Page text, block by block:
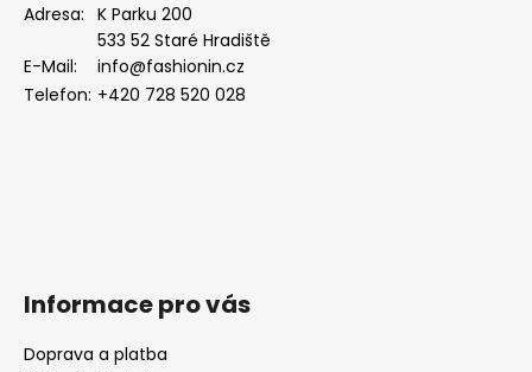
Adresa: K Parku 200
533 52 Staré Hradiště
E-Mail:
info@fashionin.cz
Telefon: +420 728 520 028
Informace pro vás
Doprava a platba